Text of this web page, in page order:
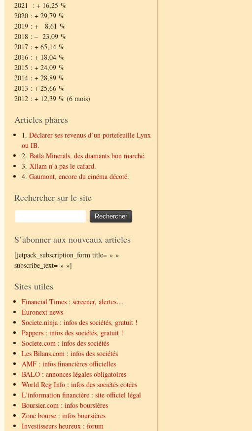
2021 : + 16,25 %
2020 : + 29,79 %
2019 : + 8,61 %
2018 : – 23,09 %
2017 : + 65,14 %
2016 : + 18,04 %
2015 : + 24,09 %
2014 : + 28,89 %
2013 : + 25,66 %
2012 : + 12,39 % (6 mois)
Articles phares
1. Déclarer ses revenus d’un portefeuille Lynx
ou IB.
2. Batla Minerals, des diamants bon marché.
3. Xilam n’a pas le cafard.
4. Gaumont, encore du cinéma décoté.
Rechercher sur le site
S’abonner aux nouveaux articles
[jetpack_subscription_form title= » »
subscribe_text= » »]
Sites utiles
Financial Times : screener, alertes…
Euronext news
Societe.ninja : infos des sociétés, gratuit !
Pappers : infos des sociétés, gratuit !
Societe.com : infos des sociétés
Les Bilans.com : infos des sociétés
AMF : infos financières officielles
BALO : annonces légales obligatoires
World Reg Info : infos des sociétés cotées
L'information financière : site officiel légal
Boursier.com : infos boursières
Zone bourse : infos boursières
Investisseurs heureux : forum